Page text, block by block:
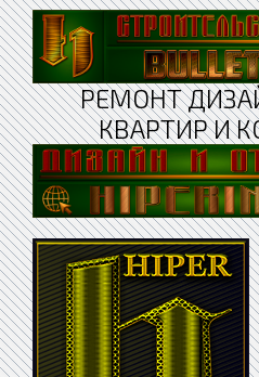
РЕМОНТ
КВАРТИР И